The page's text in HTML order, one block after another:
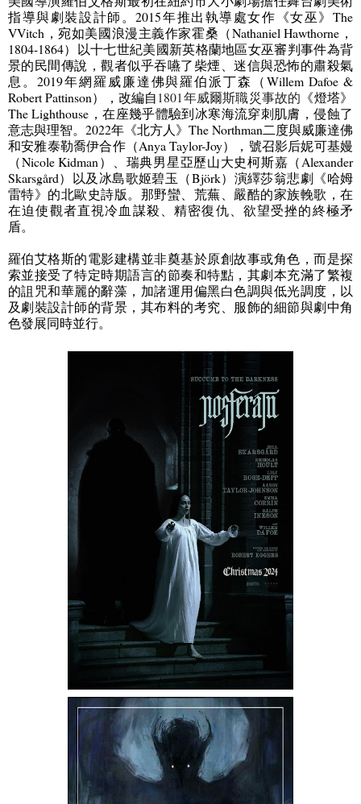
指導與劇裝設計師。2015年推出執導處女作《女巫》The
VVitch ，宛如美國浪漫主義作家霍桑（Nathaniel Hawthorne ，
1804-1864）以十七世紀美國新英格蘭地區女巫審判事件為背
景的民間傳說，觀者似乎吞嚥了柴煙、迷信與恐怖的肅殺氣
息。 2019年網羅威廉達佛與羅伯派丁森（Willem Dafoe &
Robert Pattinson），改編自1801年威爾斯職災事故的 《燈塔》
The Lighthouse ，在座幾乎體驗到冰寒海流穿刺肌膚，侵蝕了
意志與理智。 2022年《北方人》 The Northman二度與威廉達佛
和安雅泰勒喬伊合作（Anya Taylor-Joy），號召影后妮可基嫚
（Nicole Kidman） 、瑞典男星亞歷山大史柯斯嘉 （Alexander
Skarsgård）以及冰島歌姬碧玉（Björk）演繹莎翁悲劇《哈姆
雷特》的北歐史詩版。那野蠻、荒蕪、嚴酷的家族輓歌，在
在迫使觀者直視冷血謀殺、精密復仇、欲望受挫的終極矛
盾。
羅伯艾格斯的電影建構並非奠基於原創故事或角色，而是探
索並接受了特定時期語言的節奏和特點，其劇本充滿了繁複
的詛咒和華麗的辭藻，加諸運用偏黑白色調與低光調度，以
及劇裝設計師的背景，其布料的考究、服飾的細節與劇中角
色發展同時並行。